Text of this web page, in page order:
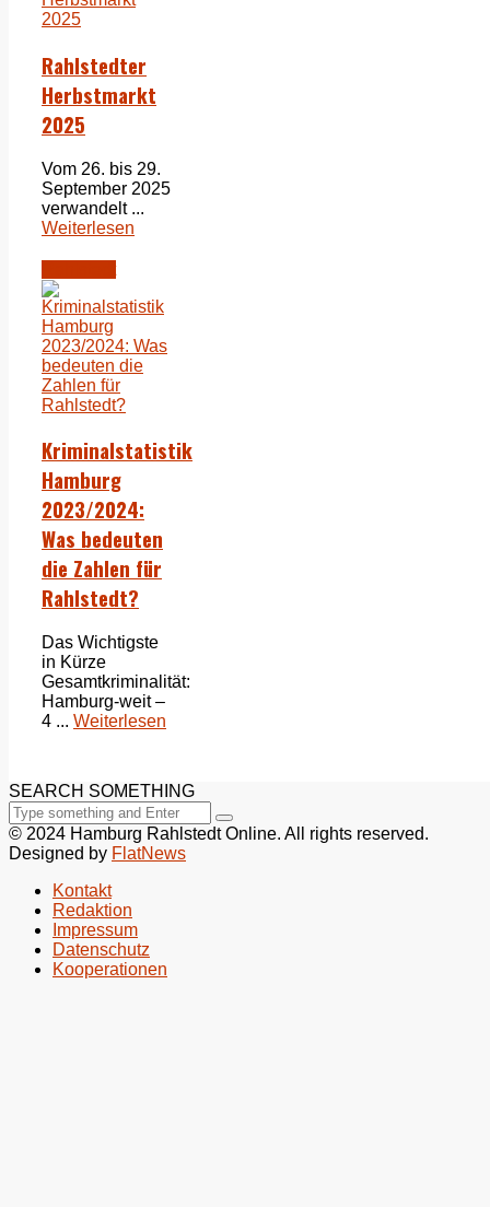
Rahlstedter
Herbstmarkt
2025
Vom 26. bis 29.
September 2025
verwandelt ...
Weiterlesen
Kriminalstatistik
Hamburg
2023/2024:
Was bedeuten
die Zahlen für
Rahlstedt?
Das Wichtigste
in Kürze
Gesamtkriminalität:
Hamburg-weit –
4 ... Weiterlesen
SEARCH SOMETHING
© 2024 Hamburg Rahlstedt Online. All rights reserved.
Designed by FlatNews
Kontakt
Redaktion
Impressum
Datenschutz
Kooperationen